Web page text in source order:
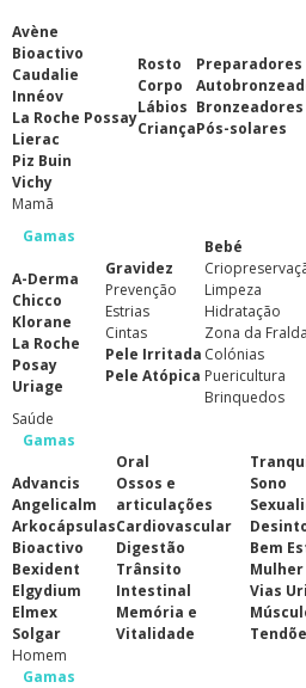
Avène
Bioactivo
Caudalie
Innéov
La Roche Possay
Lierac
Piz Buin
Vichy
Rosto
Corpo
Lábios
Criança
Bronzeadores
Pós-solares
Mamã
Gamas
A-Derma
Chicco
Klorane
La Roche
Posay
Uriage
Gravidez
Prevenção
Estrias
Cintas
Pele Irritada
Pele Atópica
Bebé
Limpeza
Hidratação
Zona da Fralda
Colónias
Puericultura
Brinquedos
Saúde
Gamas
Advancis
Angelicalm
Arkocápsulas
Bioactivo
Bexident
Elgydium
Elmex
Solgar
Oral
Ossos e
articulações
Cardiovascular
Digestão
Trânsito
Intestinal
Memória e
Vitalidade
Sono
Bem
Mulher
Vias
Homem
Gamas